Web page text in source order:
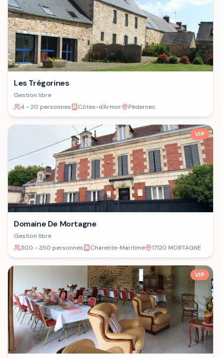
Les Trégorines
Gestion libre
4 - 20 personnes
Côtes-d'Armor Pédernec
VIP
Domaine De Mortagne
Gestion libre
300 - 350 personnes
Charente-Maritime 17120 MORTAGNE
VIP